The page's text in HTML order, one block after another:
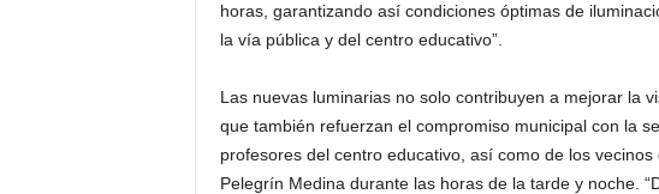
horas, garantizando así condiciones óptimas de
la vía pública y del centro educativo”.
Las nuevas luminarias no solo contribuyen a mejorar la
que también refuerzan el compromiso municipal con la
profesores del centro educativo, así como de los
Pelegrín Medina durante las horas de la tarde y noche.